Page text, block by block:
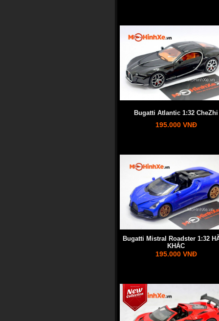
Bugatti Atlantic 1:32 CheZhi
195.000 VNĐ
Bugatti Mistral Roadster 1:32
KHÁC
195.000 VNĐ